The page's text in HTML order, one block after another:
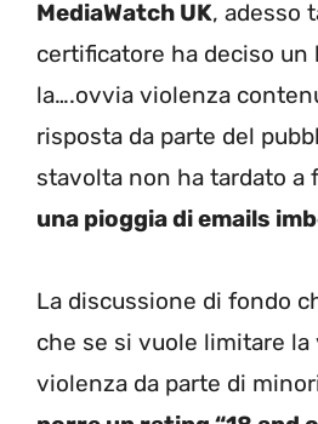
MediaWatch UK, adesso
certificatore ha deciso un
la….ovvia violenza
risposta da parte del
stavolta non ha tardato a
una pioggia di emails
La discussione di fondo
che se si vuole limitare la
violenza da parte di